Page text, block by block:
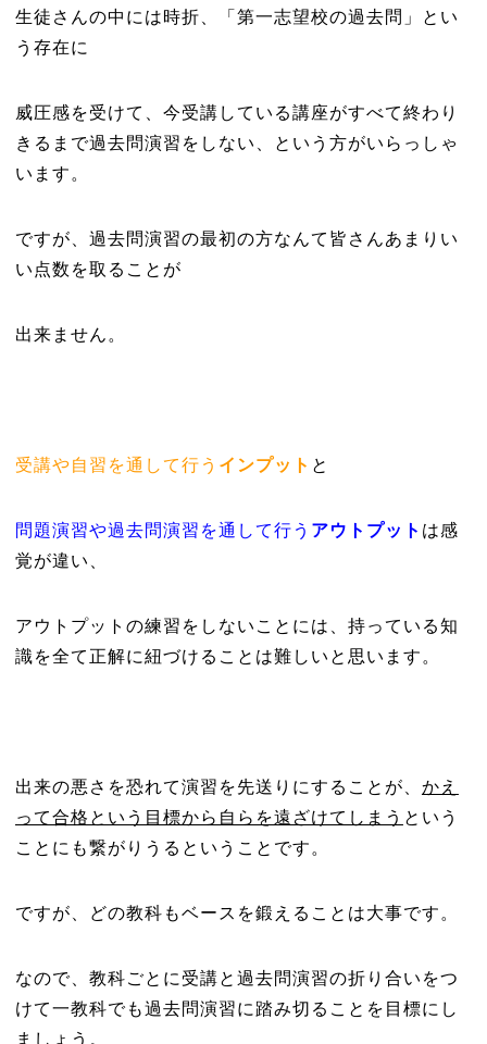
生徒さんの中には時折、「第一志望校の過去問」とい
う存在に
威圧感を受けて、今受講している講座がすべて終わり
きるまで過去問演習をしない、という方がいらっしゃ
います。
ですが、過去問演習の最初の方なんて皆さんあまりい
い点数を取ることが
出来ません。
受講や自習を通して行う インプット と
問題演習や過去問演習を通して行う アウトプット は感
覚が違い、
アウトプットの練習をしないことには、持っている知
識を全て正解に紐づけることは難しいと思います。
出来の悪さを恐れて演習を先送りにすることが、 かえ
って合格という目標から自らを遠ざけてしまう という
ことにも繋がりうるということです。
ですが、どの教科もベースを鍛えることは大事です。
なので、教科ごとに受講と過去問演習の折り合いをつ
けて一教科でも過去問演習に踏み切ることを目標にし
ましょう。